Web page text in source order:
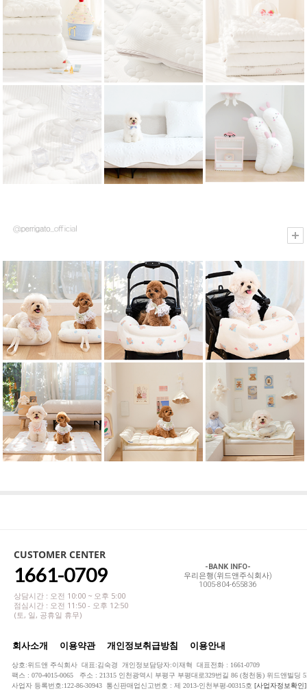
CUSTOMER CENTER
1661-0709
상담시간 : 오전 10:00 ~ 오후 5:00
점심시간 : 오전 11:50 - 오후 12:50
(토, 일, 공휴일 휴무)
-BANK INFO-
우리은행(위드앤주식회사)
1005-804-655836
회사소개 이용약관 개인정보취급방침 이용안내
상호:위드앤 주식회사 대표:김숙경 개인정보담당자:이재혁 대표전화 : 1661-0709
팩스 : 070-4015-0065 주소 : 21315 인천광역시 부평구 부평대로329번길 86 (청천동) 위드앤빌딩
사업자 등록번호:122-86-30943 통신판매업신고번호 : 제 2013-인천부평-00315호 [사업자정보확인]